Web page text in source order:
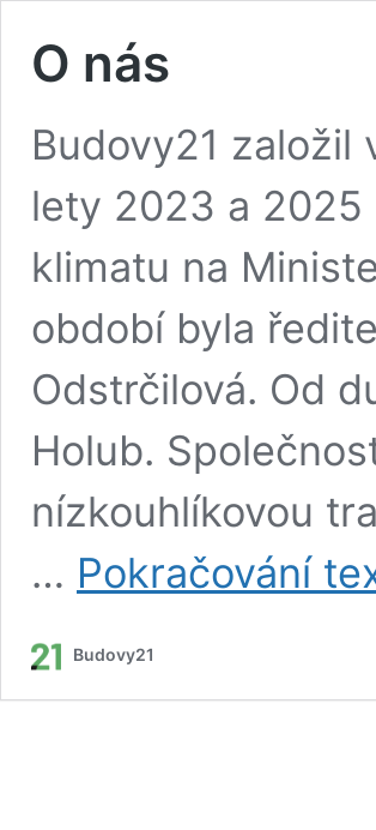
O nás
Budovy21
lety 2023 a 2025
klimatu na
období byla
Odstrčilová. Od
Holub.
nízkouhlíkovou
… Pokračování
Budovy21